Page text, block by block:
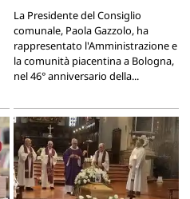
La Presidente del Consiglio
comunale, Paola Gazzolo, ha
rappresentato l'Amministrazione e
la comunità piacentina a Bologna,
nel 46° anniversario della...